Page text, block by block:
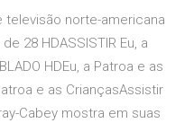
televisão norte-americana
28 HDASSISTIR Eu, a
HDEu, a Patroa e as
e as CriançasAssistir
Cabey mostra em suas